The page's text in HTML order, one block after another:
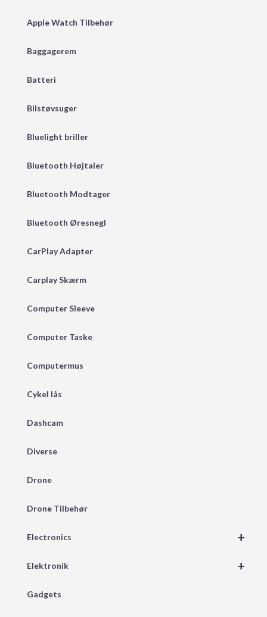
Apple Watch Tilbehør
Baggagerem
Batteri
Bilstøvsuger
Bluelight briller
Bluetooth Højtaler
Bluetooth Modtager
Bluetooth Øresnegl
CarPlay Adapter
Carplay Skærm
Computer Sleeve
Computer Taske
Computermus
Cykel lås
Dashcam
Diverse
Drone
Drone Tilbehør
+
Electronics
+
Elektronik
Gadgets